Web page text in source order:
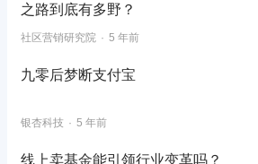
之路到底有多野？
社区营销研究院 5 年前
九零后梦断支付宝
银杏科技 5 年前
线上卖基金能引领行业变革吗？